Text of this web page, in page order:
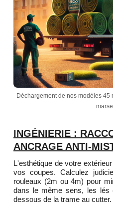
Déchargement de nos modèles 45
INGÉNIERIE :
ANCRAGE ANTI-
L'esthétique de votre
vos coupes. Calculez
rouleaux (2m ou 4m) pour
dans le même sens, les lés
dessous de la trame au cutter.